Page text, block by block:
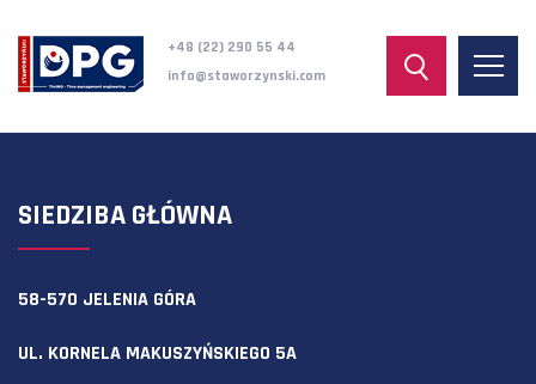
+48 (22) 290 55 44
info@staworzynski.com
SIEDZIBA GŁÓWNA
58-570 JELENIA GÓRA
UL. KORNELA MAKUSZYŃSKIEGO 5A